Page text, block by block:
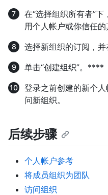
在“选择组织所有者”
用个人帐户或你信任的
选择新组织的订阅，并
单击“创建组织”。****
登录之前创建的新个
问新组织。
后续步骤
个人帐户参考
将成员组织为团队
访问组织